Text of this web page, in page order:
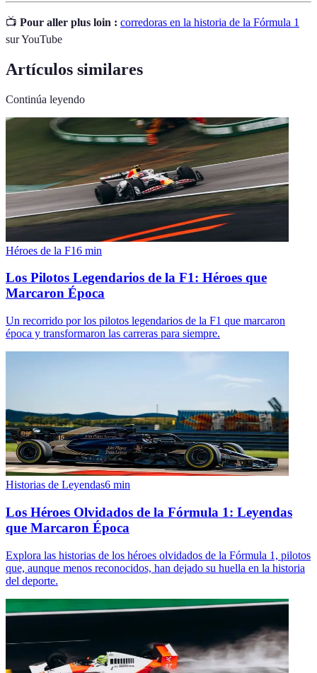
📺 Pour aller plus loin : corredoras en la historia de la Fórmula 1
sur YouTube
Artículos similares
Continúa leyendo
Héroes de la F16 min
Los Pilotos Legendarios de la F1: Héroes que
Marcaron Época
Un recorrido por los pilotos legendarios de la F1 que marcaron
época y transformaron las carreras para siempre.
Historias de Leyendas6 min
Los Héroes Olvidados de la Fórmula 1: Leyendas
que Marcaron Época
Explora las historias de los héroes olvidados de la Fórmula 1, pilotos
que, aunque menos reconocidos, han dejado su huella en la historia
del deporte.